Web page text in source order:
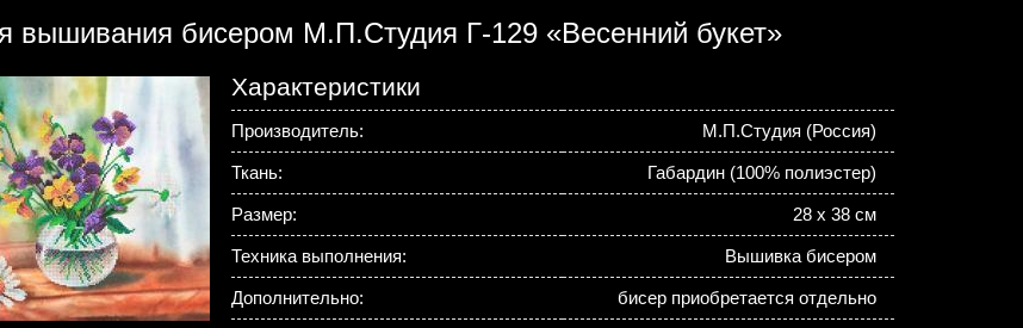
вышивания бисером М.П.Студия Г-129 «Весенний букет»
Характеристики
Производитель: М.П.Студия (Россия)
Ткань: Габардин (100% полиэстер)
Размер: 28 х 38 см
Техника выполнения: Вышивка бисером
Дополнительно: бисер приобретается отдельно